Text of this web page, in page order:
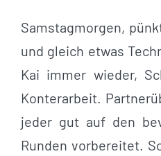
Samstagmorgen,
und gleich etwas
Kai immer wieder,
Konterarbeit.
jeder gut auf den
Runden vorbereitet.